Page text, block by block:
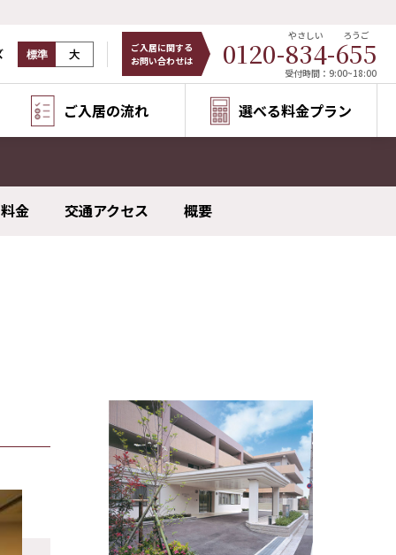
標準 大
ご入居に関する
お問い合わせは
0120-834
やさしい
-655
ろうご
受付時間：9:00~18:00
ご入居の流れ 選べる料金プラン
料金 交通アクセス 概要